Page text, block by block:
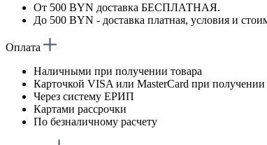
От 500 BYN доставка БЕСПЛАТНАЯ.
До 500 BYN - доставка платная, условия и
Оплата
Наличными при получении товара
Карточкой VISA или MasterCard при получении
Через систему ЕРИП
Картами рассрочки
По безналичному расчету